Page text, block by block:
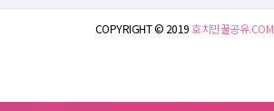
COPYRIGHT © 2019호치민꿀공유.COM